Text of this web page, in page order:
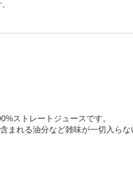
ストレートジュースです。
まれる油分など雑味が一切入らな